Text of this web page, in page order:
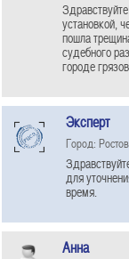
установкой,
пошла
судебного
городе
Эксперт
Город:
для
время.
Анна